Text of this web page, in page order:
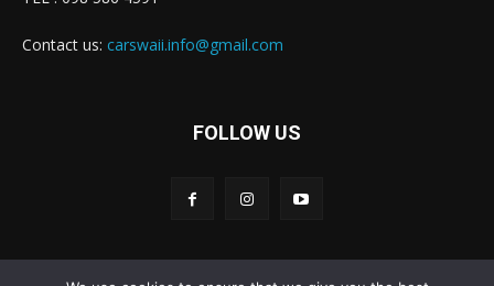
Contact us: carswaii.info@gmail.com
FOLLOW US